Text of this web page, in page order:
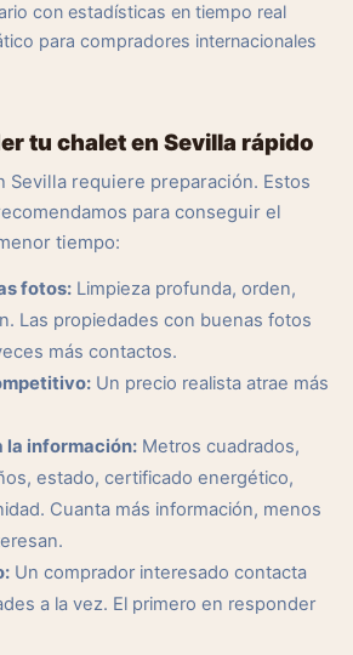
con estadísticas en tiempo real
para compradores internacionales
tu chalet en Sevilla rápido
Sevilla requiere preparación. Estos
para conseguir el
tiempo:
fotos: Limpieza profunda, orden,
Las propiedades con buenas fotos
más contactos.
Un precio realista atrae más
la información: Metros cuadrados,
estado, certificado energético,
Cuanta más información, menos
Un comprador interesado contacta
a la vez. El primero en responder